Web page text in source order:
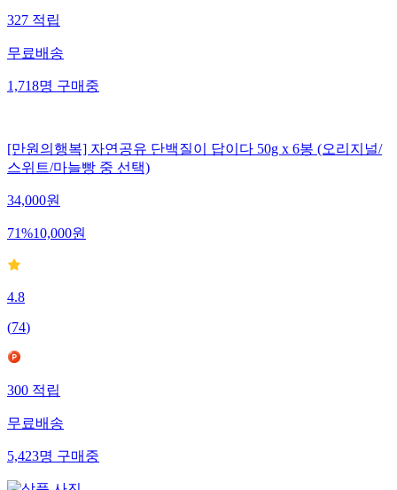
327적립
무료배송
1,718명구매중
[만원의행복] 자연공유 단백질이 답이다 50g x 6봉 (오리지널/
스위트/마늘빵 중 선택)
34,000원
71%10,000원
4.8
(74)
300적립
무료배송
5,423명구매중